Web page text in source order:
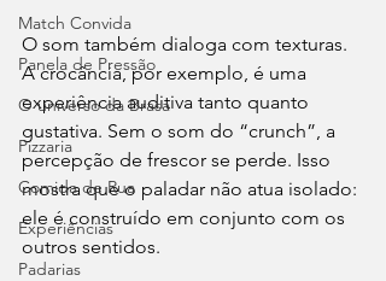
Match Convida
Panela de Pressão
O universo da Brasa
Pizzaria
Comida de Rua
Experiências
Padarias
O som também dialoga com texturas.
A crocância, por exemplo, é uma
experiência auditiva tanto quanto
gustativa. Sem o som do “crunch”, a
percepção de frescor se perde. Isso
mostra que o paladar não atua isolado:
ele é construído em conjunto com os
outros sentidos.